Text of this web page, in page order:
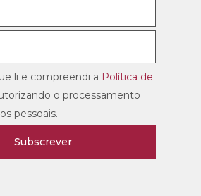
li e compreendi a Política de
o processamento
pessoais.
Subscrever